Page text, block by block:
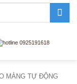
MÀNG TỰ ĐỘNG